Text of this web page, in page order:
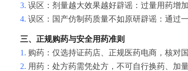
3. 误区：剂量越大效果越好辟谣：过量用药增
4. 误区：国产仿制药质量不如原研辟谣：通过
三、正规购药与安全用药准则
1. 购药：仅选持证药店、正规医药电商，核对
2. 用药：处方药需凭处方，不可自行换药、加